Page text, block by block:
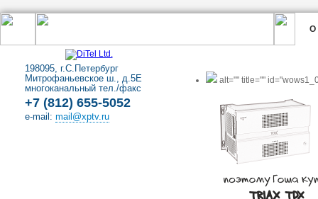
О
198095, г.С.Петербург
Митрофаньевское ш., д.5Е
многоканальный тел./факс
+7 (812) 655-5052
e-mail: mail@xptv.ru
alt="" title=""